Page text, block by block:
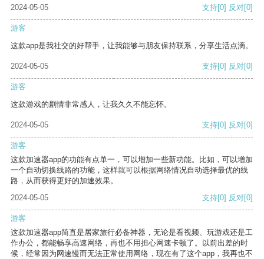
2024-05-05 支持[0] 反对[0]
游客
这款app是我社交的好帮手，让我能够与朋友保持联系，分享生活点滴。
2024-05-05 支持[0] 反对[0]
游客
这款游戏的剧情非常感人，让我久久不能忘怀。
2024-05-05 支持[0] 反对[0]
游客
这款加速器app的功能有点单一，可以增加一些新功能。比如，可以增加
一个自动切换线路的功能，这样就可以根据网络情况自动选择最优的线
路，从而获得更好的加速效果。
2024-05-05
支持[0] 反对[0]
游客
这款加速器app简直是居家旅行必备神器，无论是看视频、玩游戏还是工
作办公，都能畅享高速网络，再也不用担心网速卡顿了。以前出差的时
候，经常因为网速慢而无法正常使用网络，现在有了这个app，我再也不